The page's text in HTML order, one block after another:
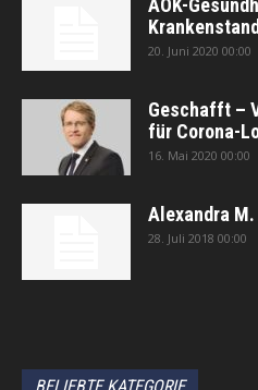
AOK-
20. Juni 2020 00:00
Geschafft –
für Corona-
16. Mai 2020 00:00
Alexandra
28. Juli 2018 00:00